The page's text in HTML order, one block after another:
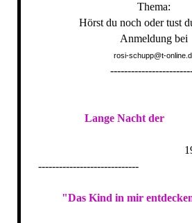
Thema:
Hörst du noch oder tust
Anmeldung bei
rosi-schupp@t-
Lange Nacht
-----------------------------
"Das Kind in mir